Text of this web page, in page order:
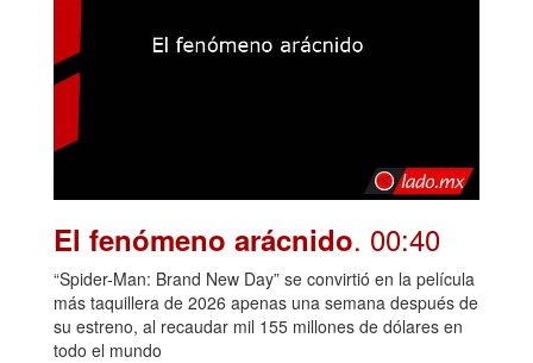
El fenómeno arácnido. 00:40
“Spider-Man: Brand New Day” se convirtió en la película
más taquillera de 2026 apenas una semana después de
su estreno, al recaudar mil 155 millones de dólares en
todo el mundo